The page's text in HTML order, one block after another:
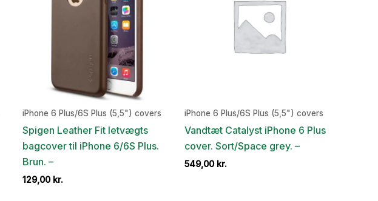
iPhone 6 Plus/6S Plus (5,5") covers
Spigen Leather Fit letvægts
bagcover til iPhone 6/6S Plus.
Brun. –
129,00 kr.
iPhone 6 Plus/6S Plus (5,5") covers
Vandtæt Catalyst iPhone 6 Plus
cover. Sort/Space grey. –
549,00 kr.